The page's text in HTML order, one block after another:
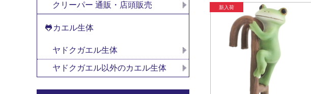
クリーパー 通販・店頭販売
🐸カエル生体
ヤドクガエル生体
ヤドクガエル以外のカエル生体